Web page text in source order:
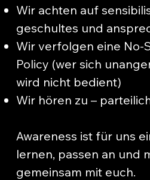
Wir achten auf
geschultes und
Wir verfolgen eine No-
Policy (wer sich
wird nicht bedient)
Wir hören zu –
Awareness ist für uns
lernen, passen an und
gemeinsam mit euch.